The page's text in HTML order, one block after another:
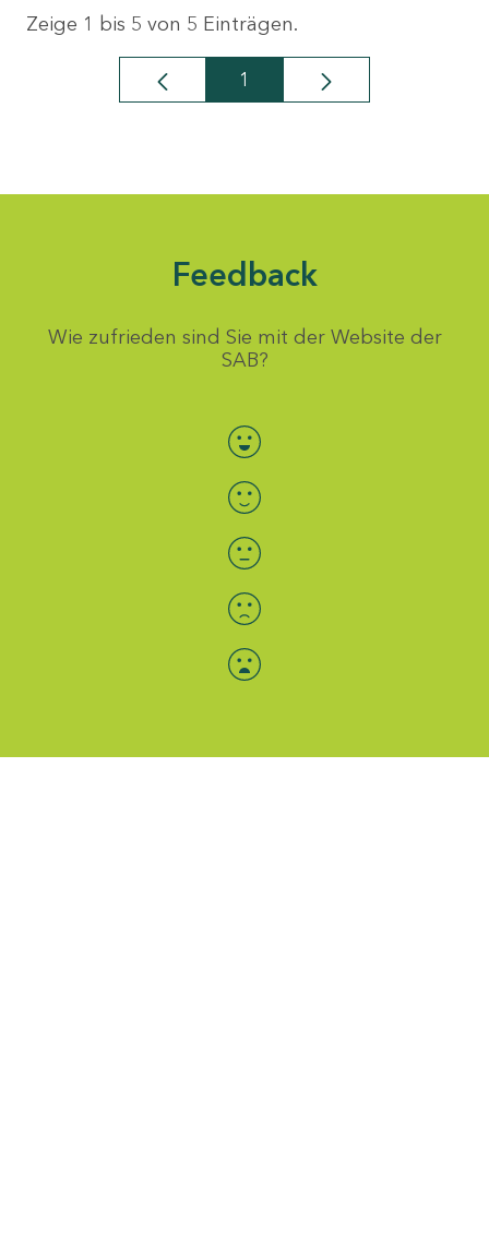
Zeige 1 bis 5 von 5 Einträgen.
Seite
1
Feedback
Wie zufrieden sind Sie mit der Website der
SAB?
Bewertung auswählen